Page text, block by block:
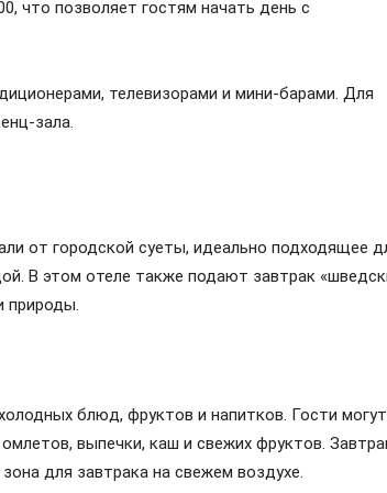
что позволяет гостям начать день с
телевизорами и мини-барами. Для
зала.
от городской суеты, идеально подходящее
В этом отеле также подают завтрак
природы.
блюд, фруктов и напитков. Гости могут
выпечки, каш и свежих фруктов.
для завтрака на свежем воздухе.